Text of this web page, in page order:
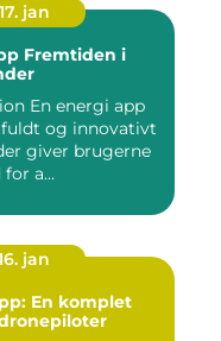
17. jan
i
En energi app
og innovativt
giver brugerne
a...
jan
En komplet